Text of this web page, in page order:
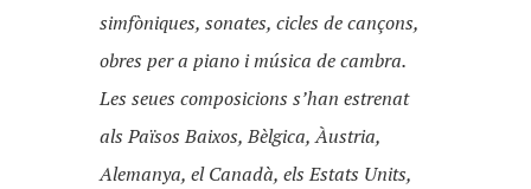
simfòniques, sonates, cicles de cançons,
obres per a piano i música de cambra.
Les seues composicions s’han estrenat
als Països Baixos, Bèlgica, Àustria,
Alemanya, el Canadà, els Estats Units,